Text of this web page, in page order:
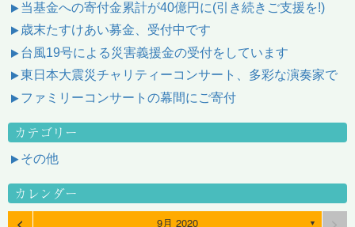
当基金への寄付金累計が40億円に(引き続きご支援を!)
歳末たすけあい募金、受付中です
台風19号による災害義援金の受付をしています
東日本大震災チャリティーコンサート、多彩な演奏家で
ファミリーコンサートの幕間にご寄付
カテゴリー
その他
カレンダー
< 9月 2020 ▼